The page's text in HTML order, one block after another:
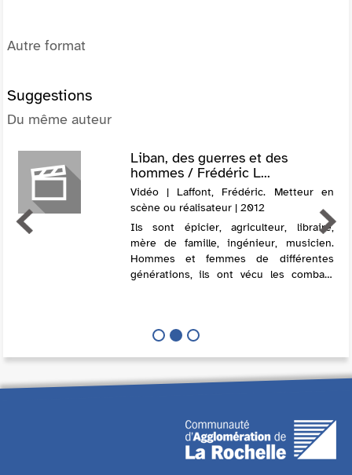
Autre format
Suggestions
Du même auteur
Liban, des guerres et des
hommes / Frédéric L...
Vidéo | Laffont, Frédéric. Metteur en
scène ou réalisateur | 2012
Ils sont épicier, agriculteur, libraire,
mère de famille, ingénieur, musicien.
Hommes et femmes de différentes
générations, ils ont vécu les combats